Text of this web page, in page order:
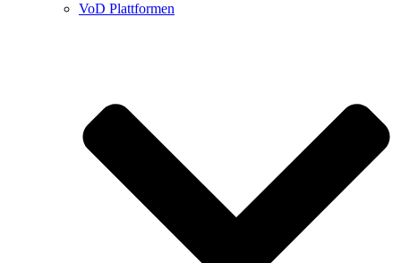
VoD Plattformen